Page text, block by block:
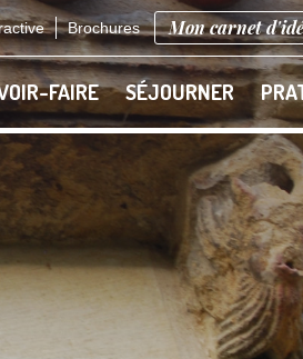
Brochures Mon carnet
FAIRE SÉJOURNER